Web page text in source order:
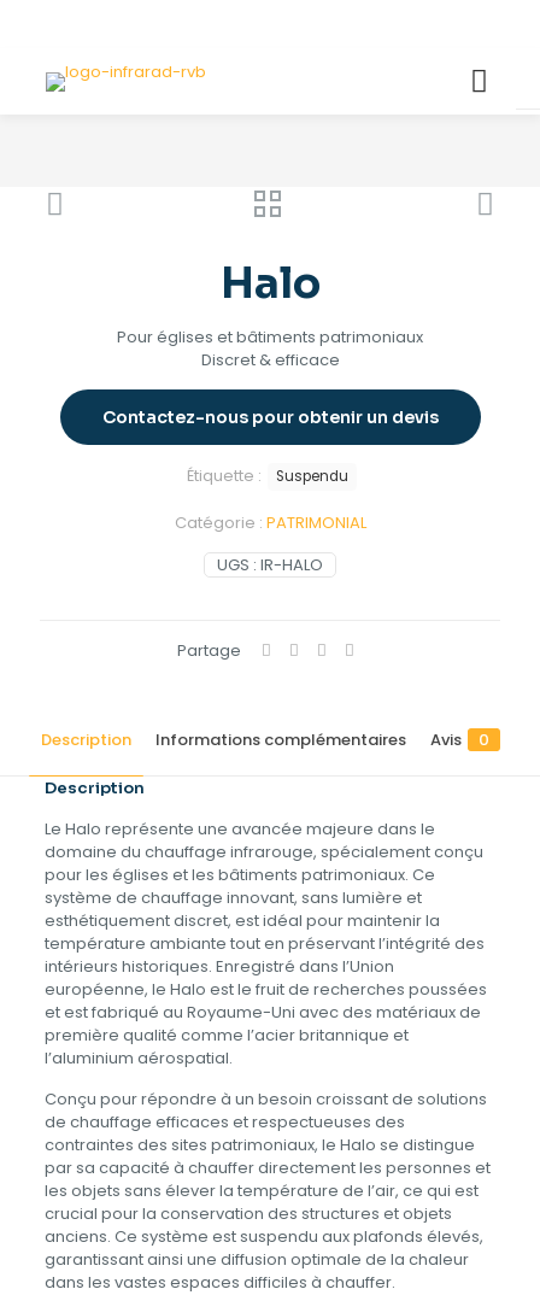
Halo
Pour églises et bâtiments patrimoniaux
Discret & efficace
Contactez-nous pour obtenir un devis
UGS : IR-HALO
Catégorie : PATRIMONIAL
Étiquette : Suspendu
Partage
Description Informations complémentaires Avis 0
Description
Le Halo représente une avancée majeure dans le
domaine du chauffage infrarouge, spécialement conçu
pour les églises et les bâtiments patrimoniaux. Ce
système de chauffage innovant, sans lumière et
esthétiquement discret, est idéal pour maintenir la
température ambiante tout en préservant l’intégrité des
intérieurs historiques. Enregistré dans l’Union
européenne, le Halo est le fruit de recherches poussées
et est fabriqué au Royaume-Uni avec des matériaux de
première qualité comme l’acier britannique et
l’aluminium aérospatial.
Conçu pour répondre à un besoin croissant de solutions
de chauffage efficaces et respectueuses des
contraintes des sites patrimoniaux, le Halo se distingue
par sa capacité à chauffer directement les personnes et
les objets sans élever la température de l’air, ce qui est
crucial pour la conservation des structures et objets
anciens. Ce système est suspendu aux plafonds élevés,
garantissant ainsi une diffusion optimale de la chaleur
dans les vastes espaces difficiles à chauffer.